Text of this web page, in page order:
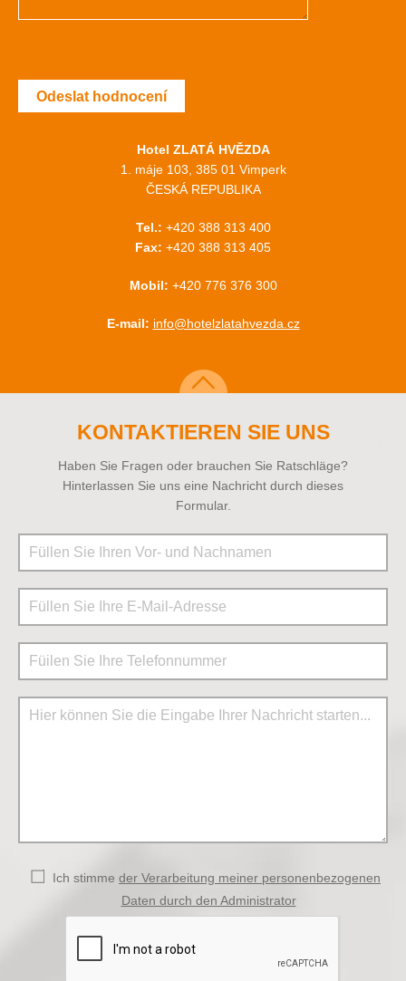
Odeslat hodnocení
Hotel ZLATÁ HVĚZDA
1. máje 103, 385 01 Vimperk
ČESKÁ REPUBLIKA
Tel.: +420 388 313 400
Fax: +420 388 313 405
Mobil: +420 776 376 300
E-mail: info@hotelzlatahvezda.cz
KONTAKTIEREN SIE UNS
Haben Sie Fragen oder brauchen Sie Ratschläge?
Hinterlassen Sie uns eine Nachricht durch dieses
Formular.
Ich stimme der Verarbeitung meiner personenbezogenen
Daten durch den Administrator